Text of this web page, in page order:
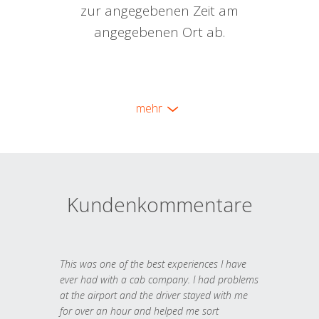
zur angegebenen Zeit am
angegebenen Ort ab.
mehr
Kundenkommentare
This was one of the best experiences I have
ever had with a cab company. I had problems
at the airport and the driver stayed with me
for over an hour and helped me sort